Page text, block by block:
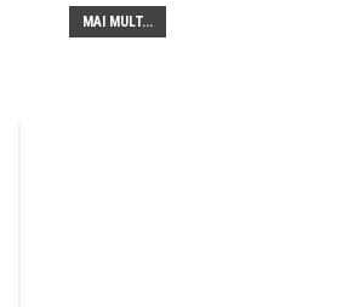
MAI MULT...